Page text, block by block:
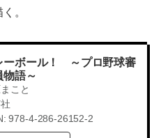
。
ーボール！ ～プロ野球審
物語～
こと
978-4-286-26152-2